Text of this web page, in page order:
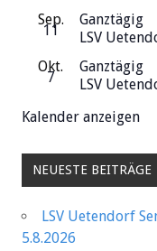
Sep.
11
Ganztägig
LSV
Okt.
7
Ganztägig
LSV
Kalender anzeigen
NEUESTE BEITRÄGE
LSV Uetendorf
5.8.2026